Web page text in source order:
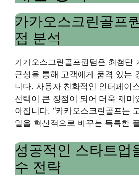
카카오스크린골프
점 분석
카카오스크린골프퀀텀은 최첨단
근성을 통해 고객에게 품격 있는
니다. 사용자 친화적인 인터페이
선택이 큰 장점이 되어 더욱 재미
아집니다. “카카오스크린골프는
일을 혁신적으로 바꾸는 독특한
성공적인 스타트업
수 전략